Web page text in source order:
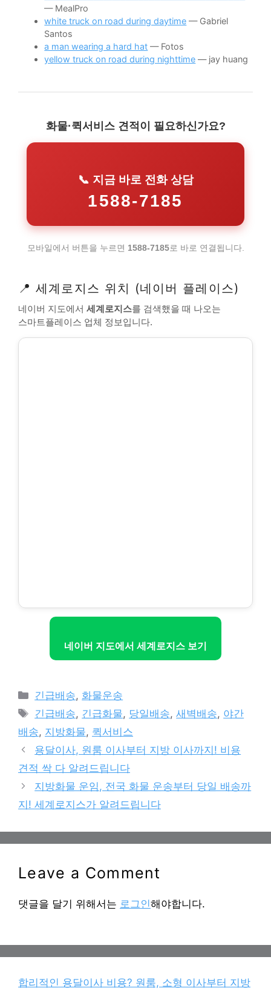
— MealPro
white truck on road during daytime — Gabriel
Santos
a man wearing a hard hat — Fotos
yellow truck on road during nighttime — jay huang
화물·퀵서비스 견적이 필요하신가요?
📞 지금 바로 전화 상담
1588-7185
모바일에서 버튼을 누르면 1588-7185로 바로 연결됩니다.
📍 세계로지스 위치 (네이버 플레이스)
네이버 지도에서 세계로지스를 검색했을 때 나오는
스마트플레이스 업체 정보입니다.
네이버 지도에서 세계로지스 보기
Categories
긴급배송, 화물운송
Tags
긴급배송, 긴급화물, 당일배송,새벽배송, 야간
배송, 지방화물, 퀵서비스
용달이사, 원룸 이사부터 지방 이사까지! 비용
견적 싹 다 알려드립니다
지방화물 운임, 전국 화물 운송부터 당일 배송까
지! 세계로지스가 알려드립니다
Leave a Comment
댓글을 달기 위해서는 로그인해야합니다.
합리적인 용달이사 비용? 원룸, 소형 이사부터 지방